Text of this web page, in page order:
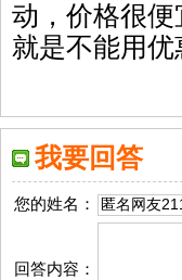
动，价格很
就是不能用优
我要回答
您的姓名：
回答内容：